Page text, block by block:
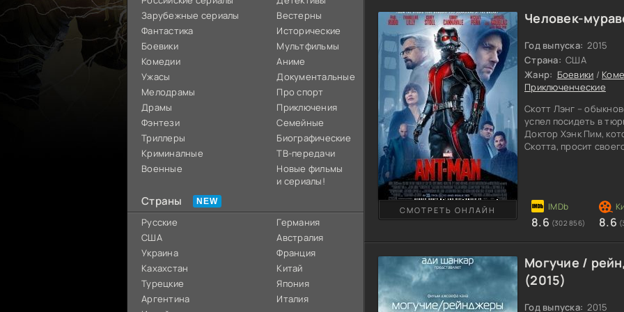
Зарубежные сериалы
Фантастика
Боевики
Комедии
Ужасы
Мелодрамы
Драмы
Фэнтези
Триллеры
Криминалные
Военные
Вестерны
Исторические
Мультфильмы
Аниме
Документальные
Про спорт
Приключения
Семейные
Биографические
ТВ-передачи
Новые фильмы
и сериалы!
Страны
Русские
США
Украина
Кахахстан
Турецкие
Аргентина
Германия
Австралия
Франция
Китай
Япония
Италия
Человек-
Год выпуска: 2015
Страна: США
Жанр: Боевики /
Приключенческие
Скотт Лэнг –
успел посидеть в
Доктор Хэнк Пим,
Скотта, просит
Скотту поможет
без ущерба для
СМОТРЕТЬ ОНЛАЙН
8.6 (302 856) 8.6
Могучие /
(2015)
Год выпуска: 2015